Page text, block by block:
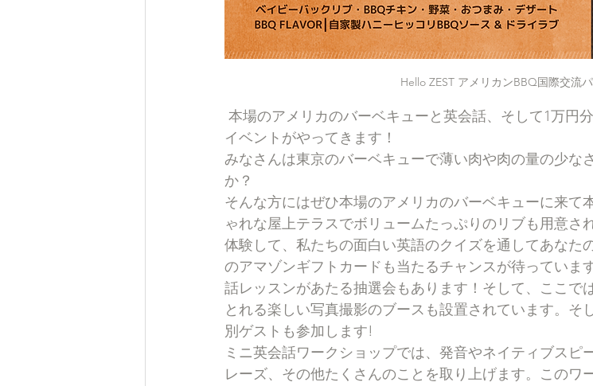
Hello ZEST アメリカンBBQ国際交流
イベントがやってきます！
みなさんは東京のバーベキューで薄い肉や肉の量の少な
か？
そんな方にはぜひ本場のアメリカのバーベキューに来て
ゃれな屋上テラスでボリュームたっぷりのリブも用意さ
体験して、私たちの面白い英語のクイズを通してあなた
のアマゾンギフトカードも当たるチャンスが待っていま
話レッスンがあたる抽選会もあります！そして、ここで
とれる楽しい写真撮影のブースも設置されています。そ
別ゲストも参加します!
ミニ英会話ワークショップでは、発音やネイティブスピ
レーズ、その他たくさんのことを取り上げます。このワ